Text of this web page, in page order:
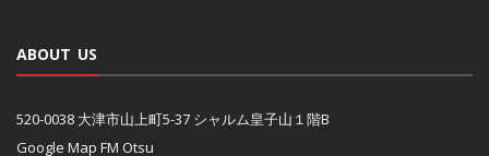
ABOUT US
520-0038 大津市山上町5-37 シャルム皇子山１階B
Google Map FM Otsu